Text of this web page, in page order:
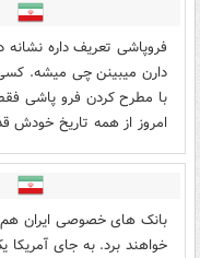
فروپاشی تعریف داره نشانه
دارن میبینن چی میشه.
با مطرح کردن فرو پاشی فقط
امروز از همه تاریخ خودش
بانک های خصوصی ایران هم
خواهند برد. به جای آمریکا